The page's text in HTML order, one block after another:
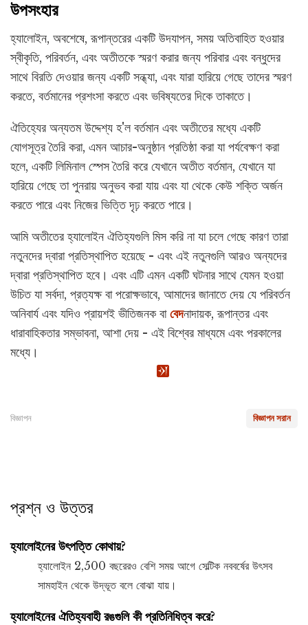
উপসংহার
হ্যালোইন, অবশেষে, রূপান্তরের একটি উদযাপন, সময় অতিবাহিত হওয়ার
স্বীকৃতি, পরিবর্তন, এবং অতীতকে স্মরণ করার জন্য পরিবার এবং বন্ধুদের
সাথে বিরতি দেওয়ার জন্য একটি সন্ধ্যা, এবং যারা হারিয়ে গেছে তাদের স্মরণ
করতে, বর্তমানের প্রশংসা করতে এবং ভবিষ্যতের দিকে তাকাতে।
ঐতিহ্যের অন্যতম উদ্দেশ্য হ'ল বর্তমান এবং অতীতের মধ্যে একটি
যোগসূত্র তৈরি করা, এমন আচার-অনুষ্ঠান প্রতিষ্ঠা করা যা পর্যবেক্ষণ করা
হলে, একটি লিমিনাল স্পেস তৈরি করে যেখানে অতীত বর্তমান, যেখানে যা
হারিয়ে গেছে তা পুনরায় অনুভব করা যায় এবং যা থেকে কেউ শক্তি অর্জন
করতে পারে এবং নিজের ভিত্তি দৃঢ় করতে পারে।
আমি অতীতের হ্যালোইন ঐতিহ্যগুলি মিস করি না যা চলে গেছে কারণ তারা
নতুনদের দ্বারা প্রতিস্থাপিত হয়েছে - এবং এই নতুনগুলি আরও অন্যদের
দ্বারা প্রতিস্থাপিত হবে। এবং এটি এমন একটি ঘটনার সাথে যেমন হওয়া
উচিত যা সর্বদা, প্রত্যক্ষ বা পরোক্ষভাবে, আমাদের জানাতে দেয় যে পরিবর্তন
অনিবার্য এবং যদিও প্রায়শই ভীতিজনক বাবেদনাদায়ক, রূপান্তর এবং
ধারাবাহিকতার সম্ভাবনা, আশা দেয় - এই বিশ্বের মাধ্যমে এবং পরকালের
মধ্যে।
বিজ্ঞাপন সরান
বিজ্ঞাপন
প্রশ্ন ও উত্তর
হ্যালোইনের উৎপত্তি কোথায়?
হ্যালোইন 2,500 বছরেরও বেশি সময় আগে সেল্টিক নববর্ষের উৎসব
সামহাইন থেকে উদ্ভূত বলে বোঝা যায়।
হ্যালোইনের ঐতিহ্যবাহী রঙগুলি কী প্রতিনিধিত্ব করে?